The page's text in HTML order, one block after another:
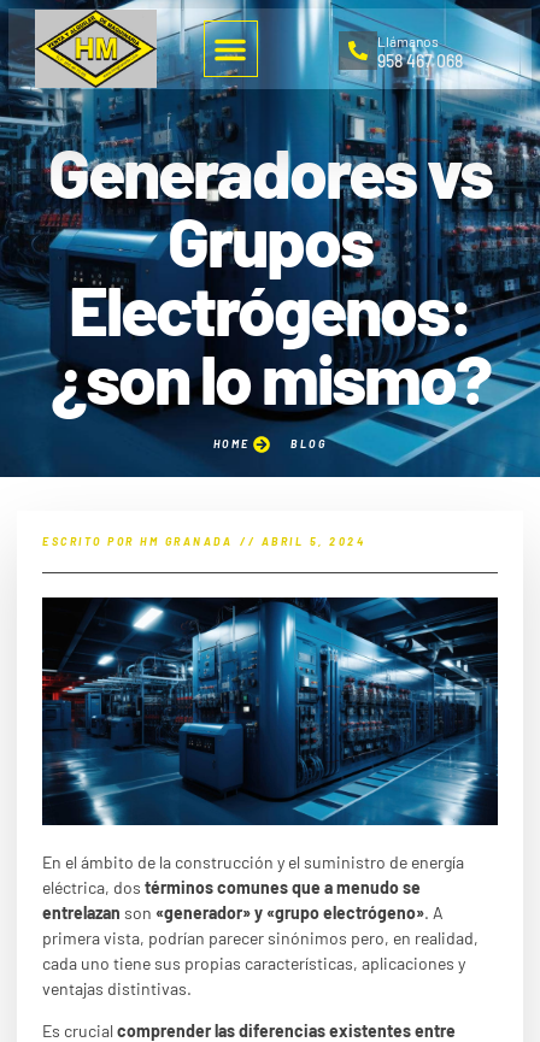
Llámanos
958 467 068
Generadores vs
Grupos
Electrógenos:
¿son lo mismo?
HOME BLOG
ESCRITO POR HM GRANADA // ABRIL 5, 2024
En el ámbito de la construcción y el suministro de energía
eléctrica, dos términos comunes que a menudo se
entrelazan son «generador» y «grupo electrógeno». A
primera vista, podrían parecer sinónimos pero, en realidad,
cada uno tiene sus propias características, aplicaciones y
ventajas distintivas.
Es crucial comprender las diferencias existentes entre